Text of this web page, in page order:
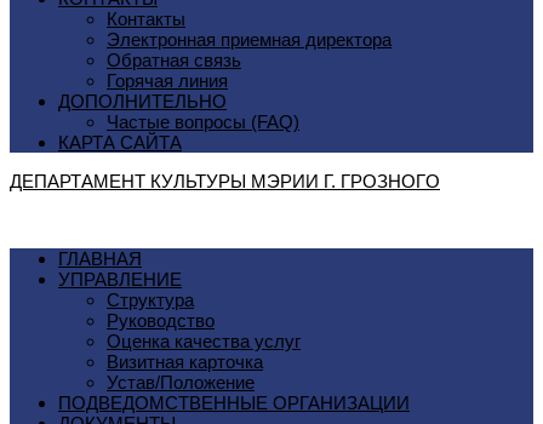
Контакты
Электронная приемная директора
Обратная связь
Горячая линия
ДОПОЛНИТЕЛЬНО
Частые вопросы (FAQ)
КАРТА САЙТА
ДЕПАРТАМЕНТ КУЛЬТУРЫ МЭРИИ Г. ГРОЗНОГO
ГЛАВНАЯ
УПРАВЛЕНИЕ
Структура
Руководство
Оценка качества услуг
Визитная карточка
Устав/Положение
ПОДВЕДОМСТВЕННЫЕ ОРГАНИЗАЦИИ